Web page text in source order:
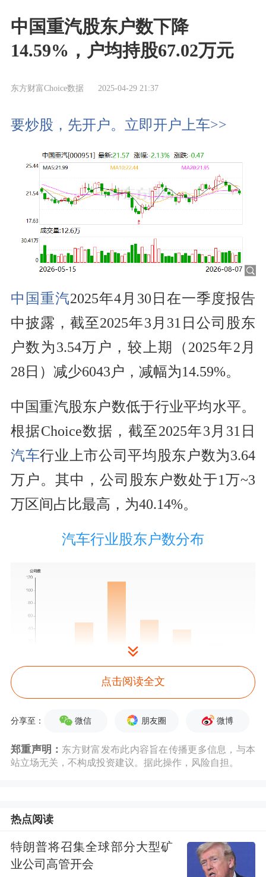
中国重汽股东户数下降
14.59%，户均持股67.02万元
东方财富Choice数据 2025-04-29 21:37
要炒股，先开户。立即开户上车>>
中国重汽2025年4月30日在一季度报告
中披露，截至2025年3月31日公司股东
户数为3.54万户，较上期（2025年2月
28日）减少6043户，减幅为14.59%。
中国重汽股东户数低于行业平均水平。
根据Choice数据，截至2025年3月31日
汽车行业上市公司平均股东户数为3.64
万户。其中，公司股东户数处于1万~3
万区间占比最高，为40.14%。
汽车行业股东户数分布
股东户数与股价
著下降，区间跌幅为20.87%。2024年6
股东户数及股价
点击阅读全文
分享至： 微信 朋友圈 微博
郑重声明： 东方财富发布此内容旨在传播更多信息，与本
站立场无关，不构成投资建议。据此操作，风险自担。
热点阅读
特朗普将召集全球部分大型矿
业公司高管开会